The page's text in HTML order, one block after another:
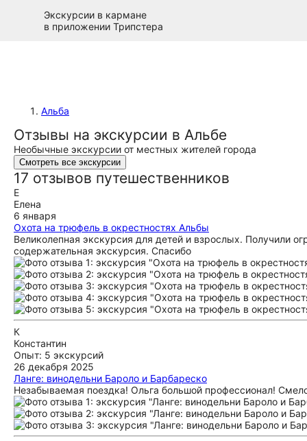
Экскурсии в кармане
в приложении Трипстера
Альба
Отзывы на экскурсии в Альбе
Необычные экскурсии от местных жителей города
Смотреть все экскурсии
17 отзывов путешественников
Е
Елена
6 января
Охота на трюфель в окрестностях Альбы
Великолепная экскурсия для детей и взрослых. Получили
содержательная экскурсия. Спасибо
К
Константин
Опыт: 5 экскурсий
26 декабря 2025
Ланге: винодельни Бароло и Барбареско
Незабываемая поездка! Ольга большой профессионал!